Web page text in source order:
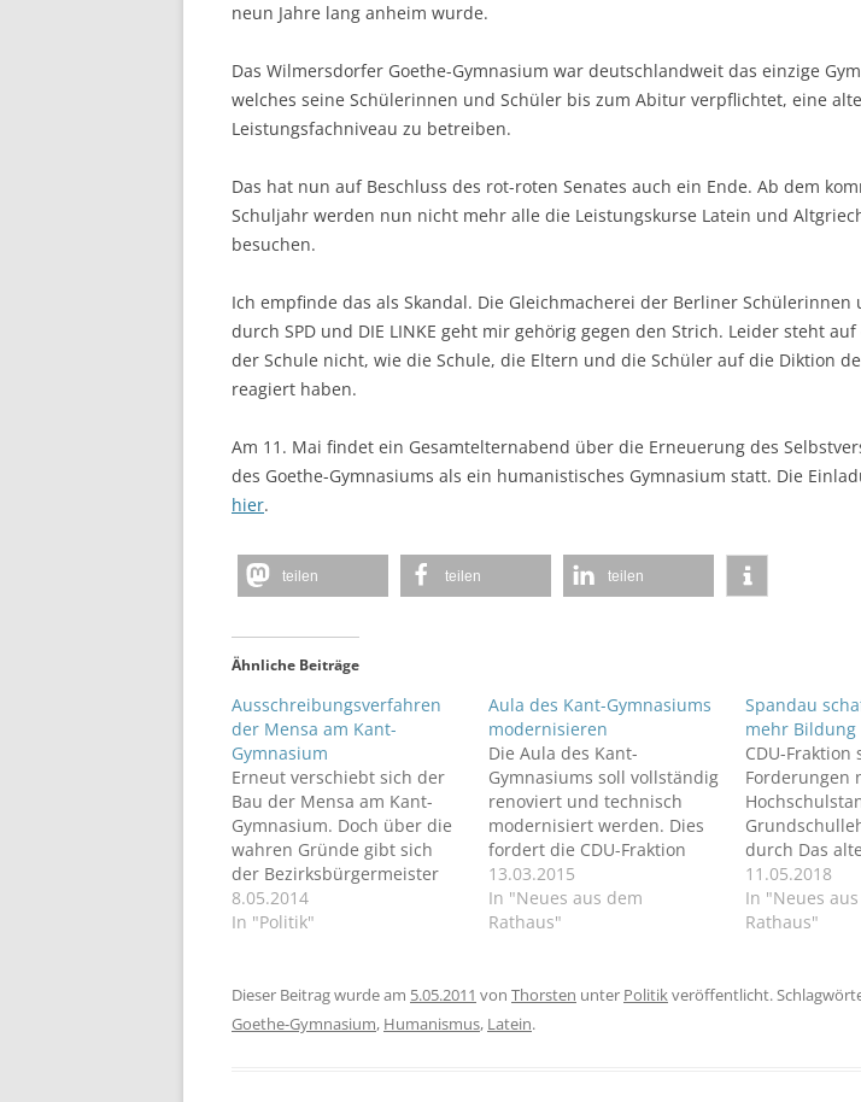
neun Jahre lang anheim wurde.
Das Wilmersdorfer Goethe-Gymnasium war deutschlandweit das einzige
welches seine Schülerinnen und Schüler bis zum Abitur verpflichtet, eine
Leistungsfachniveau zu betreiben.
Das hat nun auf Beschluss des rot-roten Senates auch ein Ende. Ab dem
Schuljahr werden nun nicht mehr alle die Leistungskurse Latein und
besuchen.
Ich empfinde das als Skandal. Die Gleichmacherei der Berliner Schülerinnen
durch SPD und DIE LINKE geht mir gehörig gegen den Strich. Leider steht
der Schule nicht, wie die Schule, die Eltern und die Schüler auf die Diktion
reagiert haben.
Am 11. Mai findet ein Gesamtelternabend über die Erneuerung des
des Goethe-Gymnasiums als ein humanistisches Gymnasium statt. Die
hier.
teilen teilen teilen
Ähnliche Beiträge
Ausschreibungsverfahren
der Mensa am Kant-
Gymnasium
Erneut verschiebt sich der
Bau der Mensa am Kant-
Gymnasium. Doch über die
wahren Gründe gibt sich
der Bezirksbürgermeister
sehr zugeknöpft...
8.05.2014
In "Politik"
Aula des Kant-Gymnasiums
modernisieren
Die Aula des Kant-
Gymnasiums soll vollständig
renoviert und technisch
modernisiert werden. Dies
fordert die CDU-Fraktion
Spandau in einem Antrag in
der kommenden
Bezirksverordnetenversam
13.03.2015
In "Neues aus dem
Rathaus"
Spandau
mehr Bildung
CDU-
Forderungen
durch Das
Gymnasium
Altstadt
einem weiteren
11.05.2018
In "Neues
Rathaus"
Dieser Beitrag wurde am 5.05.2011 von Thorsten unter Politikveröffentlicht.
Goethe-Gymnasium, Humanismus, Latein.